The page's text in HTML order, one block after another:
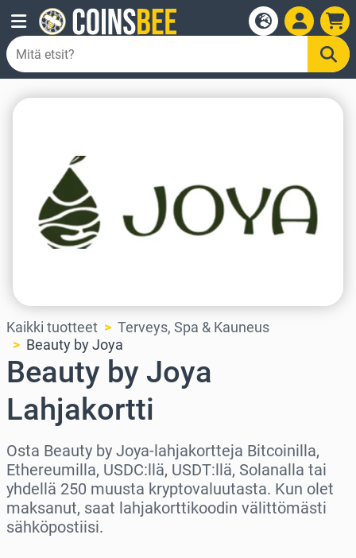
Kaikki tuotteet
Terveys, Spa & Kauneus
Beauty by Joya
Beauty by Joya
Lahjakortti
Osta Beauty by Joya-lahjakortteja Bitcoinilla,
Ethereumilla, USDC:llä, USDT:llä, Solanalla tai
yhdellä 250 muusta kryptovaluutasta. Kun olet
maksanut, saat lahjakorttikoodin välittömästi
sähköpostiisi.